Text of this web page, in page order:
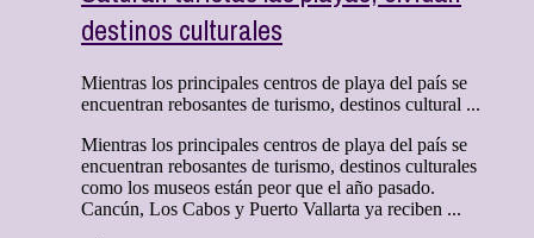
destinos culturales
Mientras los principales centros de playa del país se
encuentran rebosantes de turismo, destinos cultural ...
Mientras los principales centros de playa del país se
encuentran rebosantes de turismo, destinos culturales
como los museos están peor que el año pasado.
Cancún, Los Cabos y Puerto Vallarta ya reciben ...